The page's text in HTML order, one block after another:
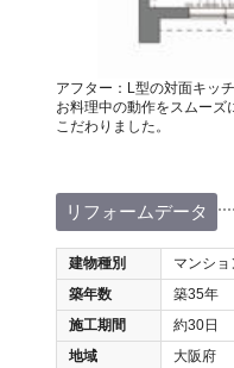
アフター：L型の対面キッ
お料理中の動作をスムーズ
こだわりました。
リフォームデータ
建物種別
マンショ
築年数
築35年
施工期間
約30日
地域
大阪府